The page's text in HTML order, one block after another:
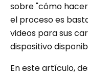
sobre "cómo
el proceso es
videos para sus
dispositivo
En este artículo,